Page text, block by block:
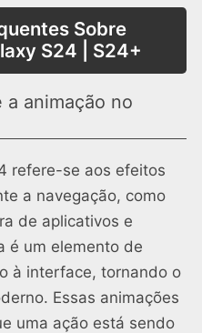
Sobre
S24 | S24+
a animação no
refere-se aos efeitos
a navegação, como
de aplicativos e
é um elemento de
à interface, tornando o
Essas animações
uma ação está sendo